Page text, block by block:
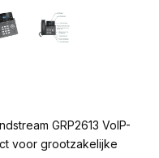
GRP2613 VoIP-
voor grootzakelijke